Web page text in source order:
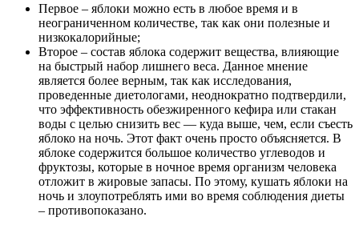
Первое – яблоки можно есть в любое время и в
неограниченном количестве, так как они полезные и
низкокалорийные;
Второе – состав яблока содержит вещества, влияющие
на быстрый набор лишнего веса. Данное мнение
является более верным, так как исследования,
проведенные диетологами, неоднократно подтвердили,
что эффективность обезжиренного кефира или стакан
воды с целью снизить вес — куда выше, чем, если съесть
яблоко на ночь. Этот факт очень просто объясняется. В
яблоке содержится большое количество углеводов и
фруктозы, которые в ночное время организм человека
отложит в жировые запасы. По этому, кушать яблоки на
ночь и злоупотреблять ими во время соблюдения диеты
– противопоказано.